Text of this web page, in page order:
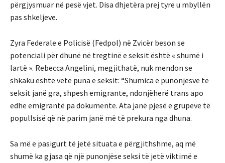
përgjysmuar në pesë vjet. Disa dhjetëra prej tyre u mbyllën
pas shkeljeve.
Zyra Federale e Policisë (Fedpol) në Zvicër beson se
potenciali për dhunë në tregtinë e seksit është « shumë i
lartë ». Rebecca Angelini, megjithatë, nuk mendon se
shkaku është vetë puna e seksit: “Shumica e punonjësve të
seksit janë gra, shpesh emigrante, ndonjëherë trans apo
edhe emigrantë pa dokumente. Ata janë pjesë e grupeve të
popullsisë që në parim janë më të prekura nga dhuna.
Sa më e pasigurt të jetë situata e përgjithshme, aq më
shumë ka gjasa që një punonjëse seksi të jetë viktimë e